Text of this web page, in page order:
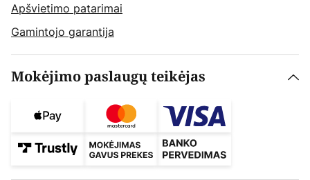
Apšvietimo patarimai
Gamintojo garantija
Mokėjimo paslaugų teikėjas